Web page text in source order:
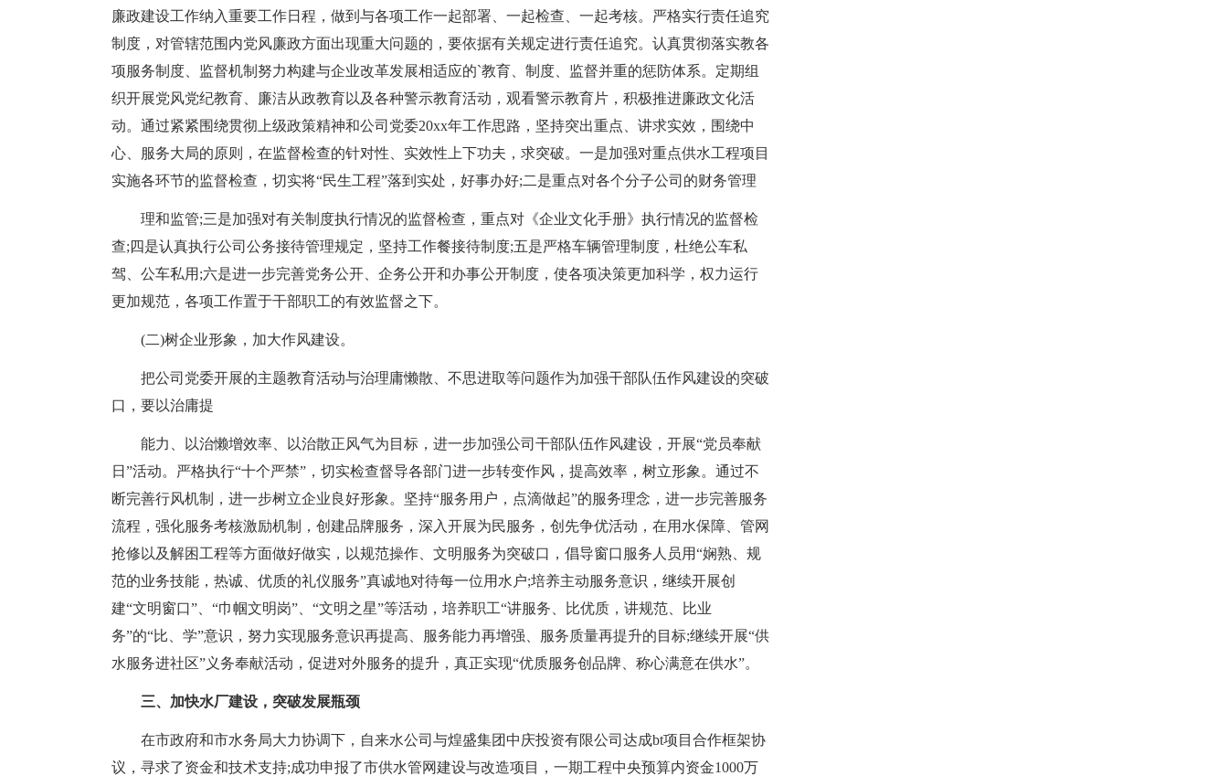
廉政建设工作纳入重要工作日程，做到与各项工作一起部署、一起检查、一起考核。严格实行责任追究
制度，对管辖范围内党风廉政方面出现重大问题的，要依据有关规定进行责任追究。认真贯彻落实教各
项服务制度、监督机制努力构建与企业改革发展相适应的`教育、制度、监督并重的惩防体系。定期组
织开展党风党纪教育、廉洁从政教育以及各种警示教育活动，观看警示教育片，积极推进廉政文化活
动。通过紧紧围绕贯彻上级政策精神和公司党委20xx年工作思路，坚持突出重点、讲求实效，围绕中
心、服务大局的原则，在监督检查的针对性、实效性上下功夫，求突破。一是加强对重点供水工程项目
实施各环节的监督检查，切实将“民生工程”落到实处，好事办好;二是重点对各个分子公司的财务管理
理和监管;三是加强对有关制度执行情况的监督检查，重点对《企业文化手册》执行情况的监督检
查;四是认真执行公司公务接待管理规定，坚持工作餐接待制度;五是严格车辆管理制度，杜绝公车私
驾、公车私用;六是进一步完善党务公开、企务公开和办事公开制度，使各项决策更加科学，权力运行
更加规范，各项工作置于干部职工的有效监督之下。
(二)树企业形象，加大作风建设。
把公司党委开展的主题教育活动与治理庸懒散、不思进取等问题作为加强干部队伍作风建设的突破
口，要以治庸提
能力、以治懒增效率、以治散正风气为目标，进一步加强公司干部队伍作风建设，开展“党员奉献
日”活动。严格执行“十个严禁”，切实检查督导各部门进一步转变作风，提高效率，树立形象。通过不
断完善行风机制，进一步树立企业良好形象。坚持“服务用户，点滴做起”的服务理念，进一步完善服务
流程，强化服务考核激励机制，创建品牌服务，深入开展为民服务，创先争优活动，在用水保障、管网
抢修以及解困工程等方面做好做实，以规范操作、文明服务为突破口，倡导窗口服务人员用“娴熟、规
范的业务技能，热诚、优质的礼仪服务”真诚地对待每一位用水户;培养主动服务意识，继续开展创
建“文明窗口”、“巾帼文明岗”、“文明之星”等活动，培养职工“讲服务、比优质，讲规范、比业
务”的“比、学”意识，努力实现服务意识再提高、服务能力再增强、服务质量再提升的目标;继续开展“供
水服务进社区”义务奉献活动，促进对外服务的提升，真正实现“优质服务创品牌、称心满意在供水”。
三、加快水厂建设，突破发展瓶颈
在市政府和市水务局大力协调下，自来水公司与煌盛集团中庆投资有限公司达成bt项目合作框架协
议，寻求了资金和技术支持;成功申报了市供水管网建设与改造项目，一期工程中央预算内资金1000万